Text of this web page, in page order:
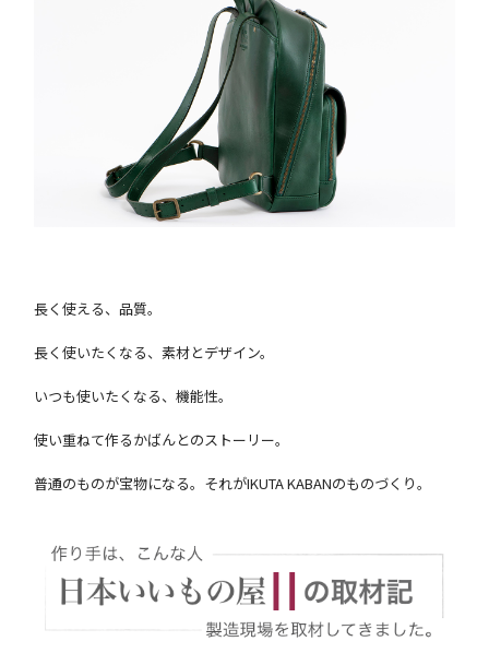
長く使える、品質。
長く使いたくなる、素材とデザイン。
いつも使いたくなる、機能性。
使い重ねて作るかばんとのストーリー。
普通のものが宝物になる。それがIKUTA KABANのものづくり。